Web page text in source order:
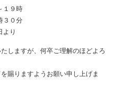
１９時
３０分
より
しますが、何卒ご理解のほどよろ
賜りますようお願い申し上げま